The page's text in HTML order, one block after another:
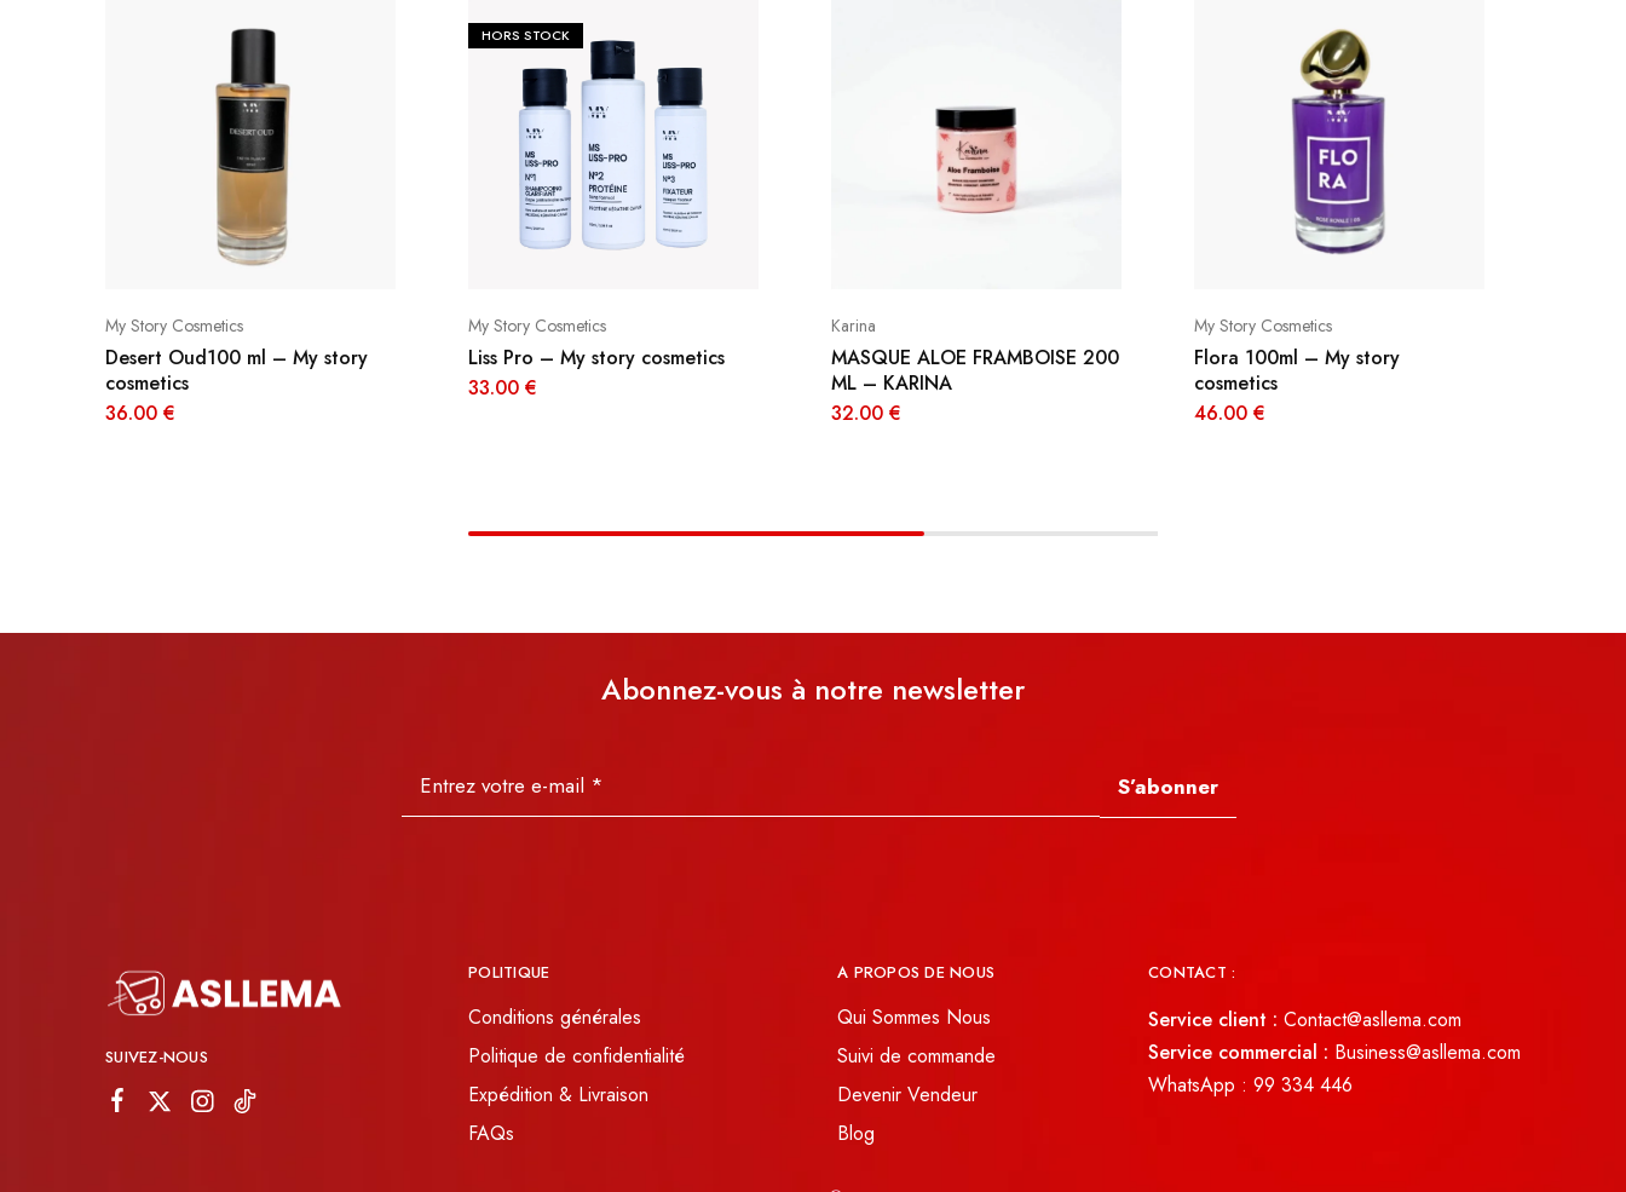
My Story Cosmetics
Desert Oud100 ml – My story
cosmetics
36.00 €
HORS STOCK
My Story Cosmetics
Liss Pro – My story cosmetics
33.00 €
Karina
MASQUE ALOE FRAMBOISE 200
ML – KARINA
32.00 €
My Story Cosmetics
Flora 100ml – My story
cosmetics
46.00 €
Abonnez-vous à notre newsletter
S’abonner
SUIVEZ-NOUS
POLITIQUE
Conditions générales
Politique de confidentialité
Expédition & Livraison
FAQs
A PROPOS DE NOUS
Qui Sommes Nous
Suivi de commande
Devenir Vendeur
Blog
CONTACT :
Service client : Contact@asllema.com
Service commercial : Business@asllema.com
WhatsApp : 99 334 446